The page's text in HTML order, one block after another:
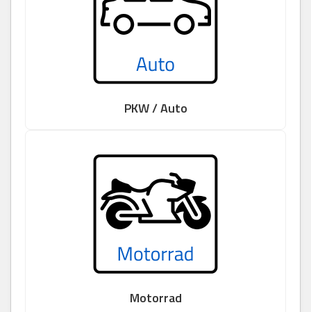
PKW / Auto
Motorrad